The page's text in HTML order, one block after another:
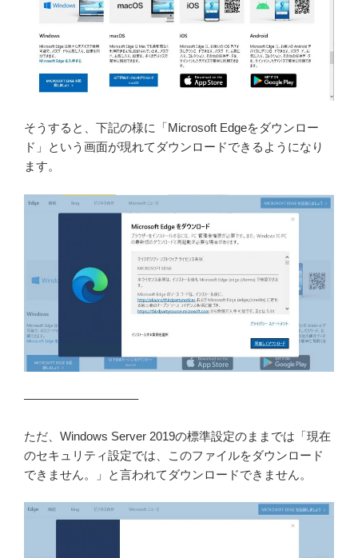
そうすると、下記の様に「Microsoft Edgeをダウンロー
ド」という画面が現れてダウンロードできるようになり
ます。
—————————–
ただ、Windows Server 2019の標準設定のままでは「現在
のセキュリティ設定では、このファイルをダウンロード
できません。」と言われてダウンロードできません。